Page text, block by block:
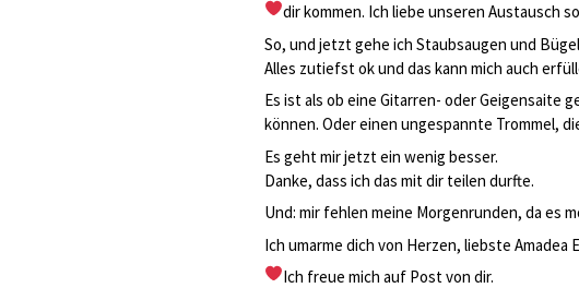
dir kommen. Ich liebe unseren Austausch
So, und jetzt gehe ich Staubsaugen und
Alles zutiefst ok und das kann mich auch
Es ist als ob eine Gitarren- oder Geigensaite
können. Oder einen ungespannte Trommel,
Es geht mir jetzt ein wenig besser.
Danke, dass ich das mit dir teilen durfte.
Und: mir fehlen meine Morgenrunden, da es
Ich umarme dich von Herzen, liebste Amadea
Ich freue mich auf Post von dir.